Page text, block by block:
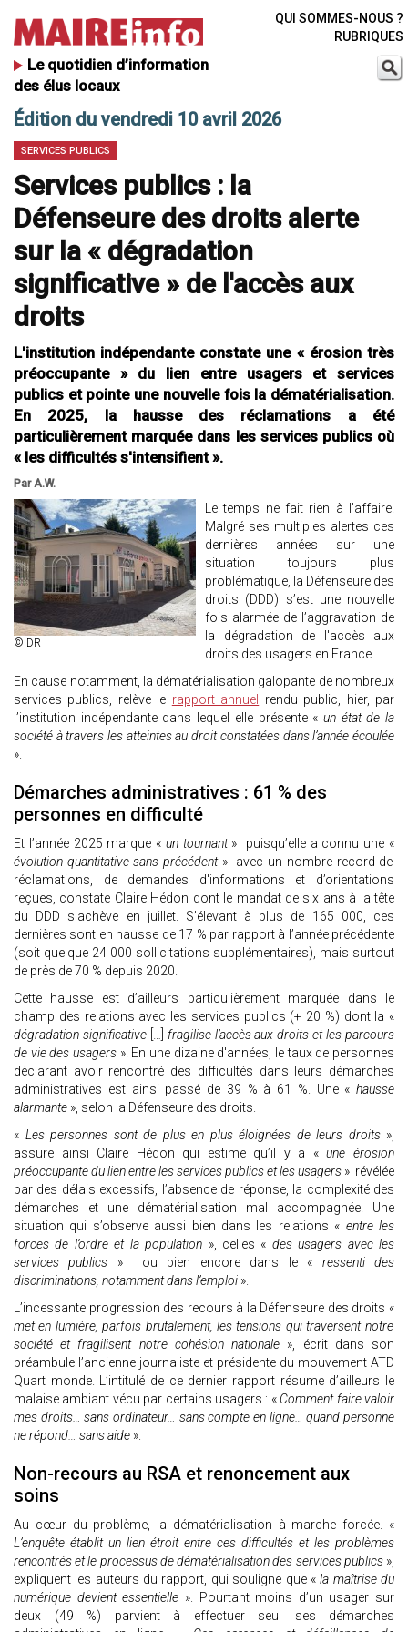
Le quotidien d’information
des élus locaux
QUI SOMMES-NOUS ?
RUBRIQUES
Édition du vendredi 10 avril 2026
SERVICES PUBLICS
Services publics : la
Défenseure des droits alerte
sur la « dégradation
significative » de l'accès aux
droits
L'institution indépendante constate une « érosion très
préoccupante » du lien entre usagers et services
publics et pointe une nouvelle fois la dématérialisation.
En 2025, la hausse des réclamations a été
particulièrement marquée dans les services publics où
« les difficultés s'intensifient ».
Par A.W.
© DR
Le temps ne fait rien à l’affaire.
Malgré ses multiples alertes ces
dernières années sur une
situation toujours plus
problématique, la Défenseure des
droits (DDD) s’est une nouvelle
fois alarmée de l’aggravation de
la dégradation de l'accès aux
droits des usagers en France.
En cause notamment, la dématérialisation galopante de nombreux
services publics, relève le rapport annuel
rendu public, hier, par
l’institution indépendante dans lequel elle présente « un état de la
société à travers les atteintes au droit constatées dans l’année écoulée
».
Démarches administratives : 61 % des
personnes en difficulté
Et l’année 2025 marque « un tournant » puisqu’elle a connu une «
évolution quantitative sans précédent » avec un nombre record de
réclamations, de demandes d'informations et d’orientations
reçues, constate Claire Hédon dont le mandat de six ans à la tête
du DDD s'achève en juillet. S’élevant à plus de 165 000, ces
dernières sont en hausse de 17 % par rapport à l’année précédente
(soit quelque 24 000 sollicitations supplémentaires), mais surtout
de près de 70 % depuis 2020.
Cette hausse est d’ailleurs particulièrement marquée dans le
champ des relations avec les services publics (+ 20 %) dont la «
dégradation significative[…] fragilise l’accès aux droits et les parcours
de vie des usagers ». En une dizaine d'années, le taux de personnes
déclarant avoir rencontré des difficultés dans leurs démarches
administratives est ainsi passé de 39 % à 61 %. Une « hausse
alarmante », selon la Défenseure des droits.
« Les personnes sont de plus en plus éloignées de leurs droits»,
assure ainsi Claire Hédon qui estime qu’il y a «une érosion
préoccupante du lien entre les services publics et les usagers » révélée
par des délais excessifs, l’absence de réponse, la complexité des
démarches et une dématérialisation mal accompagnée. Une
situation qui s’observe aussi bien dans les relations « entre les
forces de l’ordre et la population », celles « des usagers avec les
services publics » ou bien encore dans le « ressenti des
discriminations, notamment dans l’emploi ».
L’incessante progression des recours à la Défenseure des droits «
met en lumière, parfois brutalement, les tensions qui traversent notre
société et fragilisent notre cohésion nationale », écrit dans son
préambule l’ancienne journaliste et présidente du mouvement ATD
Quart monde. L’intitulé de ce dernier rapport résume d’ailleurs le
malaise ambiant vécu par certains usagers : « Comment faire valoir
mes droits… sans ordinateur… sans compte en ligne… quand personne
ne répond… sans aide ».
Non-recours au RSA et renoncement aux
soins
Au cœur du problème, la dématérialisation à marche forcée. «
L’enquête établit un lien étroit entre ces difficultés et les problèmes
rencontrés et le processus de dématérialisation des services publics»,
expliquent les auteurs du rapport, qui souligne que «la maîtrise du
numérique devient essentielle ». Pourtant moins d’un usager sur
deux (49 %) parvient à effectuer seul ses démarches